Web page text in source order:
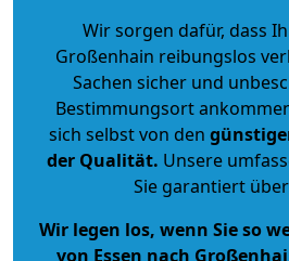
Wir sorgen dafür, dass
Großenhain reibungslos
Sachen sicher und
Bestimmungsort
sich selbst von den
der Qualität. Unsere
Sie garantiert
Wir legen los, wenn Sie so
von Essen nach